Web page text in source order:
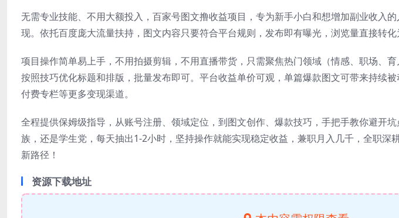
无需专业技能、不用大额投入，百家号图文撸收益项目，专为新手小白和想增加副业收入
现。依托百度庞大流量扶持，图文内容只要符合平台规则，发布即有曝光，浏览量直接转化
项目操作简单易上手，不用拍摄剪辑，不用直播带货，只需聚焦热门领域（情感、职场、
按照技巧优化标题和排版，批量发布即可。平台收益单价可观，单篇爆款图文可带来持续被
付费专栏等更多变现渠道。
全程提供保姆级指导，从账号注册、领域定位，到图文创作、爆款技巧，手把手教你避开
族，还是学生党，每天抽出1-2小时，坚持操作就能实现稳定收益，兼职月入几千，全职深
新路径！
资源下载地址